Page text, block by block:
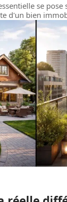
se pose
d'un bien